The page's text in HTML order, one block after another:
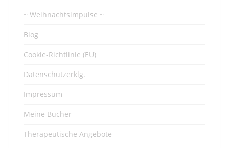
~ Weihnachtsimpulse ~
Blog
Cookie-Richtlinie (EU)
Datenschutzerklg.
Impressum
Meine Bücher
Therapeutische Angebote